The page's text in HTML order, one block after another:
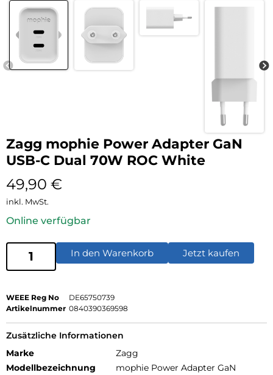
Zagg mophie Power Adapter GaN
USB-C Dual 70W ROC White
49,90 €
inkl. MwSt.
Online verfügbar
In den Warenkorb Jetzt kaufen
WEEE Reg No
DE65750739
Artikelnummer 0840390369598
Zusätzliche Informationen
Marke
Zagg
Modellbezeichnung
mophie Power Adapter GaN